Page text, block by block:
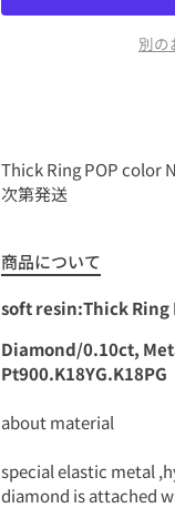
別の
Thick Ring POP color
次第発送
商品について
soft resin:Thick Ring
Diamond/0.10ct,
Pt900.K18YG.K18PG
about material
special elastic metal
diamond is attached